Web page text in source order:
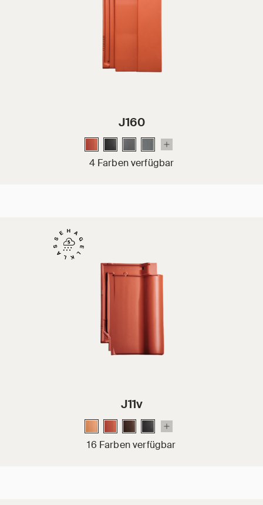
J160
4 Farben verfügbar
J11v
16 Farben verfügbar